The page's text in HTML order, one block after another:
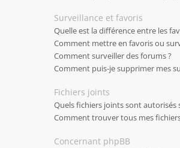
Surveillance et favoris
Quelle est la différence entre les
Comment mettre en favoris ou
Comment surveiller des forums ?
Comment puis-je supprimer mes
Fichiers joints
Quels fichiers joints sont autorisés
Comment trouver tous mes
Concernant phpBB